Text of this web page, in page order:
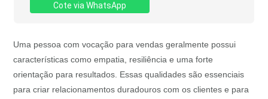
Cote via WhatsApp
Uma pessoa com vocação para vendas geralmente possui
características como empatia, resiliência e uma forte
orientação para resultados. Essas qualidades são essenciais
para criar relacionamentos duradouros com os clientes e para